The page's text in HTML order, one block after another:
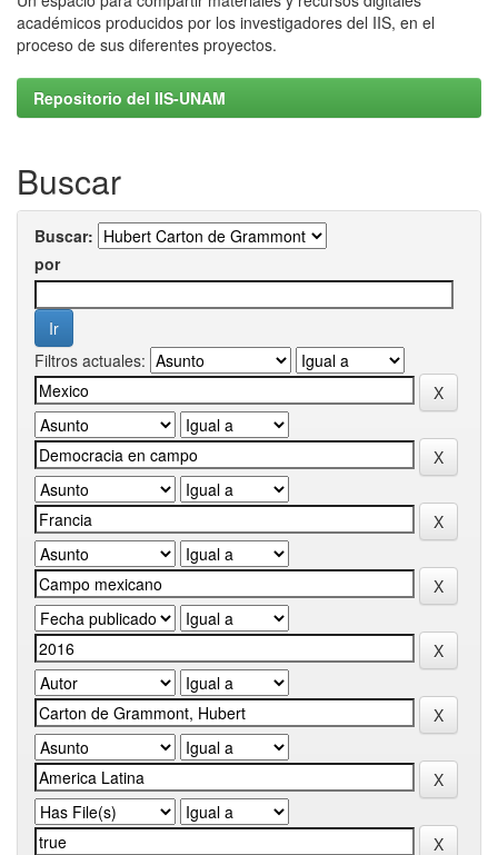
académicos producidos por los investigadores del IIS, en el
proceso de sus diferentes proyectos.
Repositorio del IIS-UNAM
Buscar
Buscar:
por
Filtros actuales: